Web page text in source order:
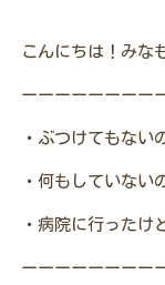
こんにちは！みな
ーーーーーーーー
・ぶつけてもない
・何もしていない
・病院に行ったけ
ーーーーーーーー